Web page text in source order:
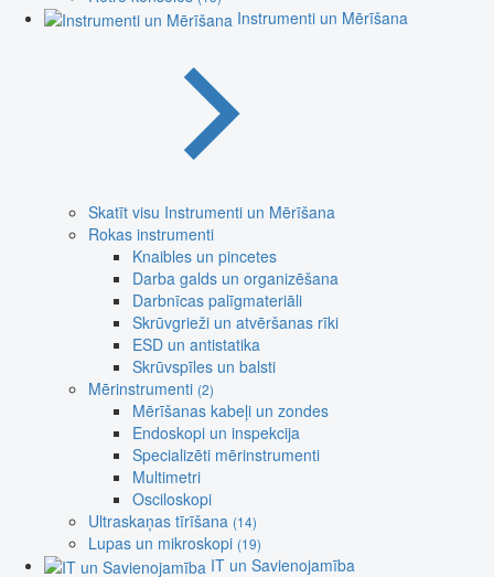
Instrumenti un Mērīšana
Skatīt visu Instrumenti un Mērīšana
Rokas instrumenti
Knaibles un pincetes
Darba galds un organizēšana
Darbnīcas palīgmateriāli
Skrūvgrieži un atvēršanas rīki
ESD un antistatika
Skrūvspīles un balsti
Mērinstrumenti (2)
Mērīšanas kabeļi un zondes
Endoskopi un inspekcija
Specializēti mērinstrumenti
Multimetri
Osciloskopi
Ultraskaņas tīrīšana (14)
Lupas un mikroskopi (19)
IT un Savienojamība